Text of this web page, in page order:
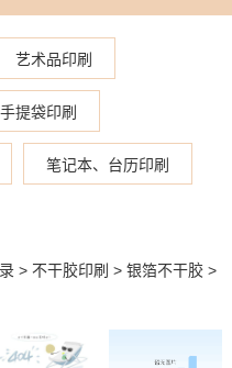
艺术品印刷
手提袋印刷
笔记本、台历印刷
> 不干胶印刷 > 银箔不干胶 >